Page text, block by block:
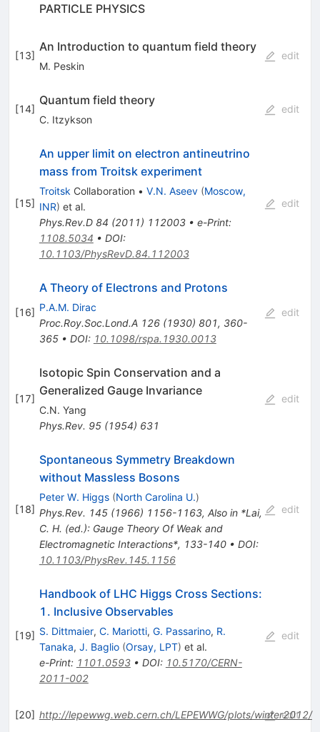
PARTICLE PHYSICS
[13]
An Introduction to quantum field theory
M. Peskin
edit
[14]
Quantum field theory
C. Itzykson
edit
[15]
An upper limit on electron antineutrino
mass from Troitsk experiment
Troitsk Collaboration • V.N. Aseev (Moscow,
INR) et al.
Phys.Rev.D 84 (2011) 112003• e-Print:
1108.5034 • DOI:
10.1103/PhysRevD.84.112003
edit
[16]
A Theory of Electrons and Protons
P.A.M. Dirac
Proc.Roy.Soc.Lond.A 126(1930) 801, 360-
365• DOI: 10.1098/rspa.1930.0013
edit
[17]
Isotopic Spin Conservation and a
Generalized Gauge Invariance
C.N. Yang
Phys.Rev. 95(1954) 631
edit
[18]
Spontaneous Symmetry Breakdown
without Massless Bosons
Peter W. Higgs (North Carolina U.)
Phys.Rev. 145(1966) 1156-1163, Also in *Lai,
C. H. (ed.): Gauge Theory Of Weak and
Electromagnetic Interactions*, 133-140• DOI:
10.1103/PhysRev.145.1156
edit
[19]
Handbook of LHC Higgs Cross Sections:
1. Inclusive Observables
S. Dittmaier, C. Mariotti, G. Passarino, R.
Tanaka, J. Baglio (Orsay, LPT) et al.
e-Print: 1101.0593• DOI: 10.5170/CERN-
2011-002
edit
[20] http://lepewwg.web.cern.ch/LEPEWWG/plots/winter2012/
edit